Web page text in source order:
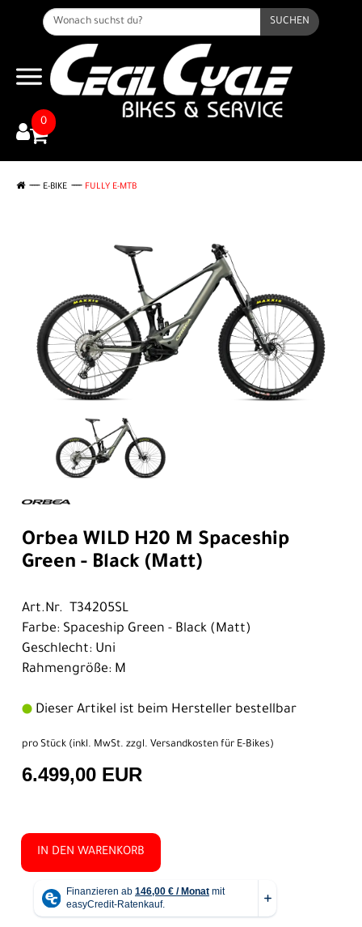
SUCHEN
0
E-BIKE FULLY E-MTB
Orbea WILD H20 M Spaceship
Green - Black (Matt)
Art.Nr. T34205SL
Farbe: Spaceship Green - Black (Matt)
Geschlecht: Uni
Rahmengröße: M
Dieser Artikel ist beim Hersteller bestellbar
pro Stück (inkl. MwSt. zzgl. Versandkosten für E-Bikes)
6.499,00 EUR
IN DEN WARENKORB